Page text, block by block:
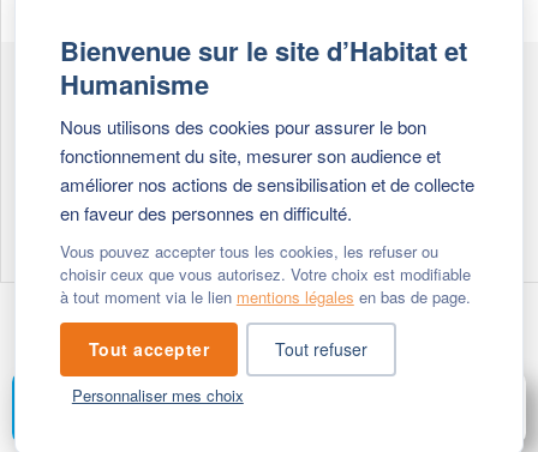
Bienvenue sur le site d’Habitat et
Humanisme
Nous utilisons des cookies pour assurer le bon
fonctionnement du site, mesurer son audience et
améliorer nos actions de sensibilisation et de collecte
en faveur des personnes en difficulté.
Vous pouvez accepter tous les cookies, les refuser ou
choisir ceux que vous autorisez. Votre choix est modifiable
à tout moment via le lien mentions légales en bas de page.
Tout accepter Tout refuser
Personnaliser mes choix
69647 Caluire et Cuire cedex
+ 33 (0)4 72 27 42 58
- © 2026 Habitat & Humanisme